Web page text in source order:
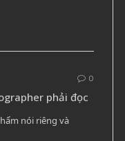
0
phải đọc
nói riêng và